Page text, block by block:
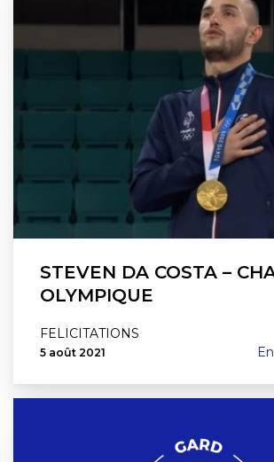
STEVEN DA COSTA –
OLYMPIQUE
FELICITATIONS
5 août 2021